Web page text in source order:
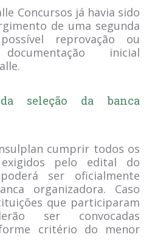
Concursos já havia sido
de uma segunda
reprovação ou
inicial
seleção da banca
cumprir todos os
pelo edital do
ser oficialmente
organizadora. Caso
que participaram
ser convocadas
critério do menor